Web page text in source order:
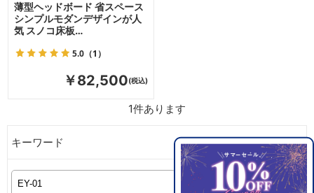
薄型ヘッドボード 省スペース
シンプルモダンデザインが人
気 スノコ床板…
5.0 （1）
￥82,500
1件あります
キーワード